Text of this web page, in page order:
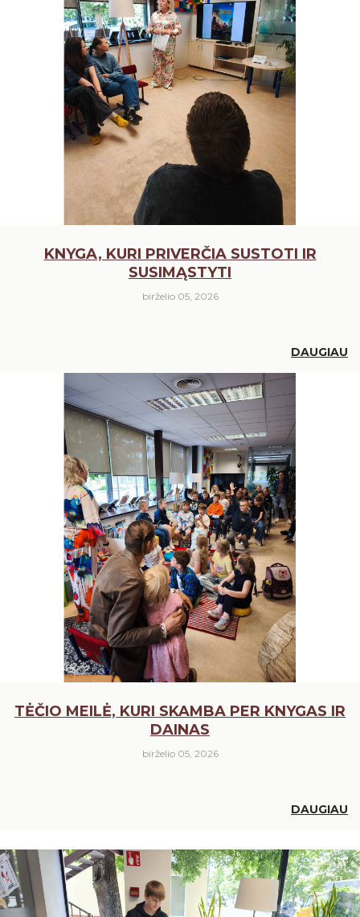
KNYGA, KURI PRIVERČIA SUSTOTI IR
SUSIMĄSTYTI
birželio 05, 2026
DAUGIAU
TĖČIO MEILĖ, KURI SKAMBA PER KNYGAS IR
DAINAS
birželio 05, 2026
DAUGIAU